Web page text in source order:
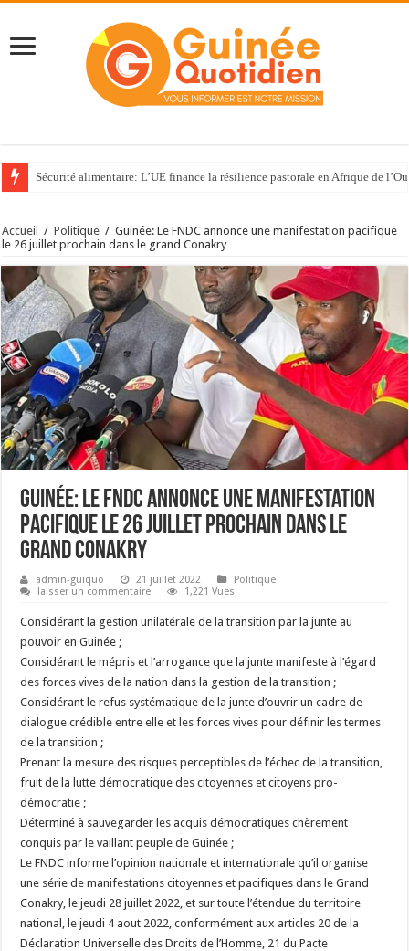
Sécurité alimentaire: L’UE finance la résilience pastorale en Afrique de
Accueil / Politique / Guinée: Le FNDC annonce une manifestation pacifique
le 26 juillet prochain dans le grand Conakry
Guinée: Le FNDC annonce une manifestation
pacifique le 26 juillet prochain dans le
grand Conakry
admin-guiquo 21 juillet 2022
Politique
laisser un commentaire
1,221 Vues
Considérant la gestion unilatérale de la transition par la junte au
pouvoir en Guinée ;
Considérant le mépris et l’arrogance que la junte manifeste à l’égard
des forces vives de la nation dans la gestion de la transition ;
Considérant le refus systématique de la junte d’ouvrir un cadre de
dialogue crédible entre elle et les forces vives pour définir les termes
de la transition ;
Prenant la mesure des risques perceptibles de l’échec de la transition,
fruit de la lutte démocratique des citoyennes et citoyens pro-
démocratie ;
Déterminé à sauvegarder les acquis démocratiques chèrement
conquis par le vaillant peuple de Guinée ;
Le FNDC informe l’opinion nationale et internationale qu’il organise
une série de manifestations citoyennes et pacifiques dans le Grand
Conakry, le jeudi 28 juillet 2022, et sur toute l’étendue du territoire
national, le jeudi 4 aout 2022, conformément aux articles 20 de la
Déclaration Universelle des Droits de l’Homme, 21 du Pacte